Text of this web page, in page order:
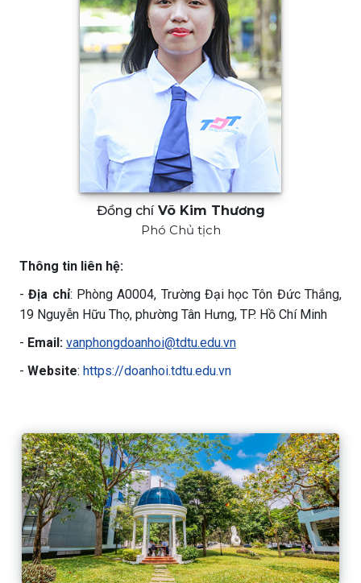
Đồng chíVõ Kim Thương
Phó Chủ tịch
Thông tin liên hệ:
- Địa chỉ: Phòng A0004, Trường Đại học Tôn Đức Thắng,
19 Nguyễn Hữu Thọ, phường Tân Hưng, TP. Hồ Chí Minh
- Email: vanphongdoanhoi@tdtu.edu.vn
- Website: https://doanhoi.tdtu.edu.vn